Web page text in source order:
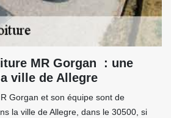
MR Gorgan : une
ville de Allegre
Gorgan et son équipe sont de
la ville de Allegre, dans le 30500, si